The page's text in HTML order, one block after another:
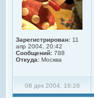
Зарегистрирован: 11
апр 2004, 20:42
Сообщений: 788
Откуда: Москва
08 дек 2004, 16:26